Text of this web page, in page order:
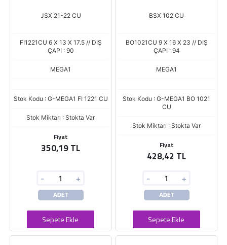
JSX 21-22 CU
FI1221CU 6 X 13 X 17.5 // DIŞ
ÇAPI : 90
MEGA1
Stok Kodu : G-MEGA1 FI 1221 CU
Stok Miktarı : Stokta Var
Fiyat
350,19 TL
- +
ADET
Sepete Ekle
BSX 102 CU
BO1021CU 9 X 16 X 23 // DIŞ
ÇAPI : 94
MEGA1
Stok Kodu : G-MEGA1 BO 1021
CU
Stok Miktarı : Stokta Var
Fiyat
428,42 TL
- +
ADET
Sepete Ekle